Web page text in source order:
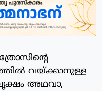
വയ്ക്കാനുള്ള
അഥവാ,